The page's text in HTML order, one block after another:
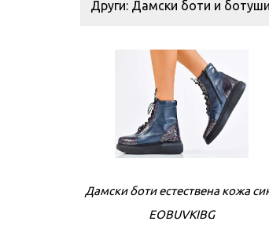
Други: Дамски боти и
Дамски боти естествена кожа
EOBUVKIBG